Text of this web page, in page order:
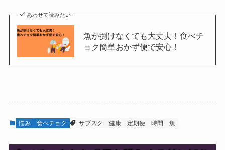
あわせて読みたい
魚が捌けなくても大丈夫！食べチ
ョク簡単おかず便で安心！
悩み 食べチョク サブスク 健康 定期便 時間 魚